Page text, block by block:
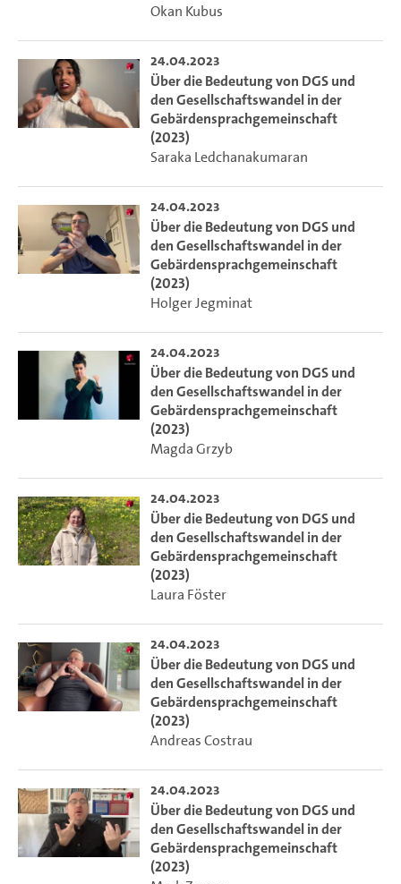
Okan Kubus
24.04.2023
Über die Bedeutung von DGS und
den Gesellschaftswandel in der
Gebärdensprachgemeinschaft
(2023)
Saraka Ledchanakumaran
24.04.2023
Über die Bedeutung von DGS und
den Gesellschaftswandel in der
Gebärdensprachgemeinschaft
(2023)
Holger Jegminat
24.04.2023
Über die Bedeutung von DGS und
den Gesellschaftswandel in der
Gebärdensprachgemeinschaft
(2023)
Magda Grzyb
24.04.2023
Über die Bedeutung von DGS und
den Gesellschaftswandel in der
Gebärdensprachgemeinschaft
(2023)
Laura Föster
24.04.2023
Über die Bedeutung von DGS und
den Gesellschaftswandel in der
Gebärdensprachgemeinschaft
(2023)
Andreas Costrau
24.04.2023
Über die Bedeutung von DGS und
den Gesellschaftswandel in der
Gebärdensprachgemeinschaft
(2023)